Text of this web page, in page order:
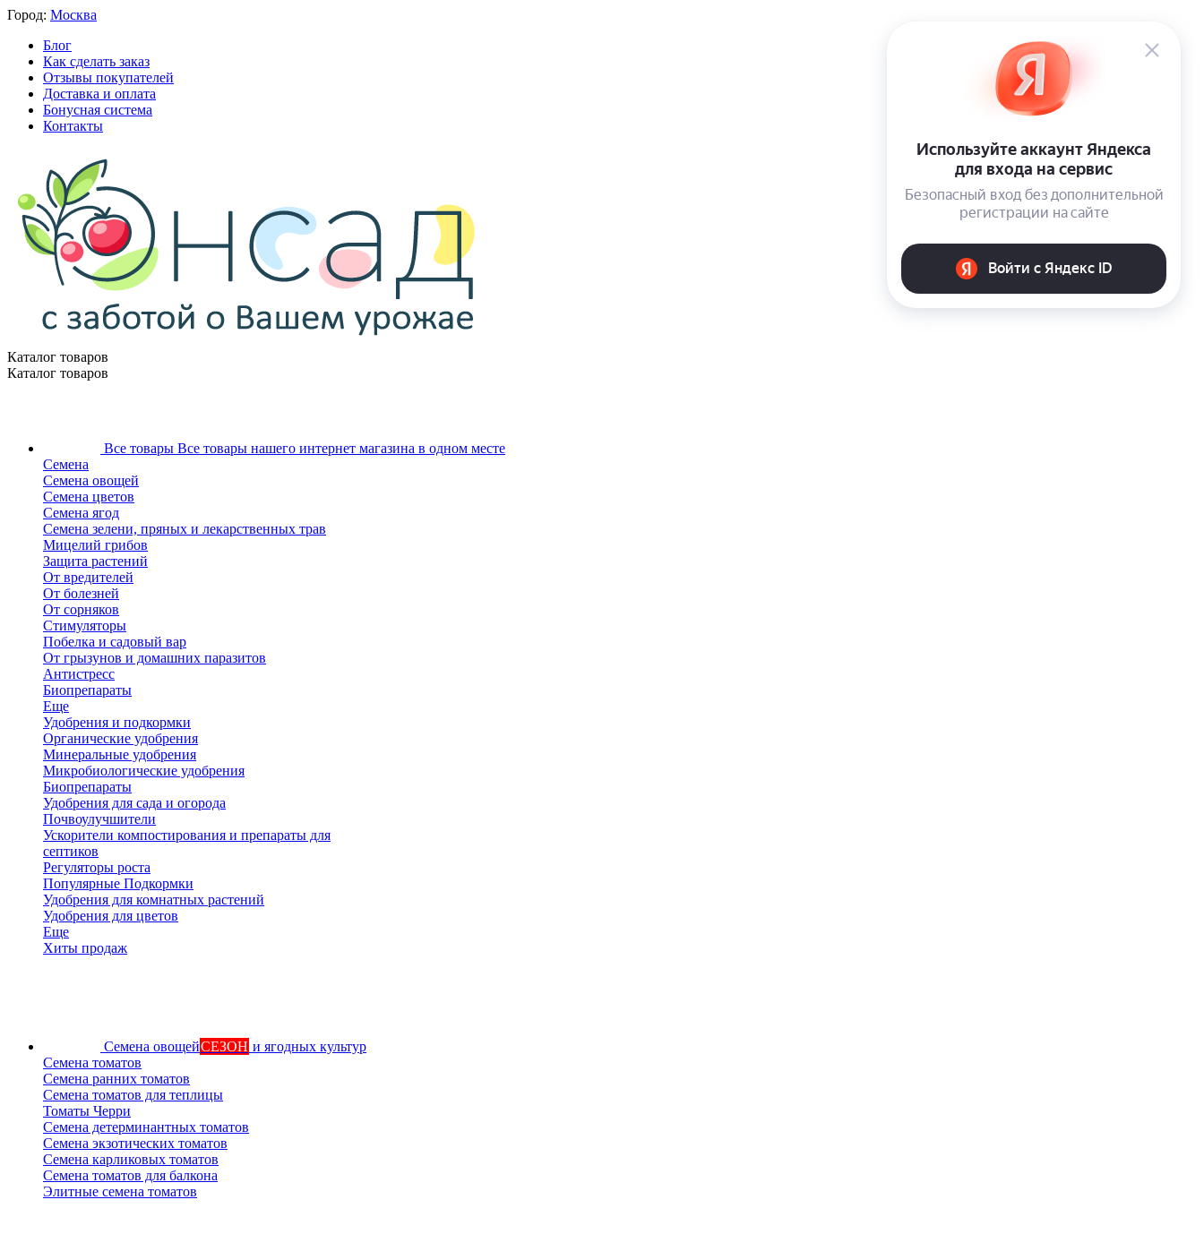
Город: Москва
Блог
Как сделать заказ
Отзывы покупателей
Доставка и оплата
Бонусная система
Контакты
Каталог товаров
Каталог товаров
Все товары Все товары нашего интернет магазина в одном месте
Семена
Семена овощей
Семена цветов
Семена ягод
Семена зелени, пряных и лекарственных трав
Мицелий грибов
Защита растений
От вредителей
От болезней
От сорняков
Стимуляторы
Побелка и садовый вар
От грызунов и домашних паразитов
Антистресс
Биопрепараты
Еще
Удобрения и подкормки
Органические удобрения
Минеральные удобрения
Микробиологические удобрения
Биопрепараты
Удобрения для сада и огорода
Почвоулучшители
Ускорители компостирования и препараты для
септиков
Регуляторы роста
Популярные Подкормки
Удобрения для комнатных растений
Удобрения для цветов
Еще
Хиты продаж
Семена овощейСЕЗОН и ягодных культур
Семена томатов
Семена ранних томатов
Семена томатов для теплицы
Томаты Черри
Семена детерминантных томатов
Семена экзотических томатов
Семена карликовых томатов
Семена томатов для балкона
Элитные семена томатов